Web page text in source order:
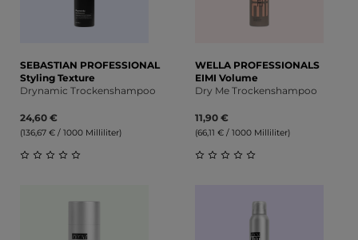
SEBASTIAN PROFESSIONAL
Styling Texture
Drynamic Trockenshampoo
24,60 €
(136,67 € / 1000 Milliliter)
WELLA PROFESSIONALS
EIMI Volume
Dry Me Trockenshampoo
11,90 €
(66,11 € / 1000 Milliliter)